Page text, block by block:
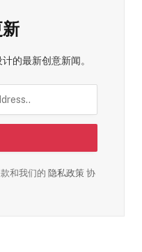
的最新创意新闻。
和我们的 隐私政策协